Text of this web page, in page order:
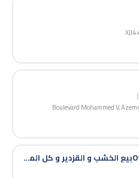
Othman toles et boisبيع الخشب و القزدير و كل المتعلقات